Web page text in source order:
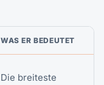
WAS ER BEDEUTET
Die breiteste